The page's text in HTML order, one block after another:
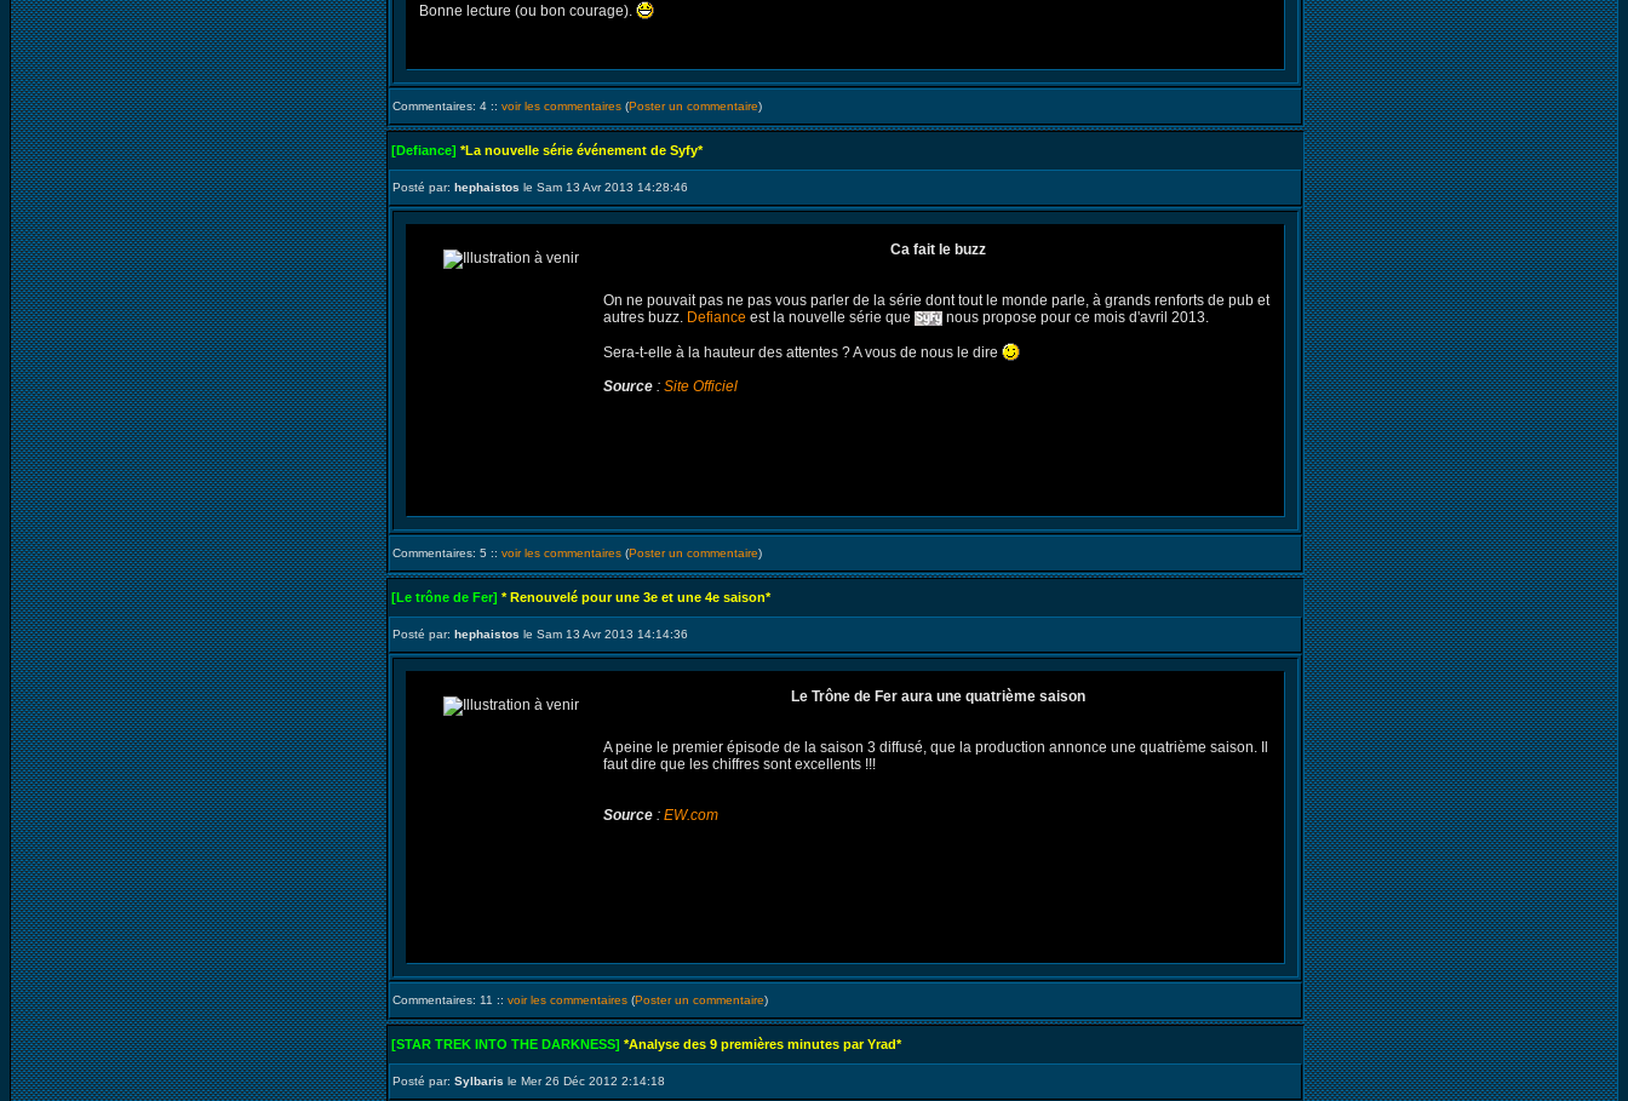
Bonne lecture (ou bon courage).
Commentaires: 4 :: voir les commentaires (Poster un commentaire)
[Defiance] *La nouvelle série événement de Syfy*
Posté par: hephaistos le Sam 13 Avr 2013 14:28:46
Ca fait le buzz
On ne pouvait pas ne pas vous parler de la série dont tout le monde parle, à grands renforts de pub et
autres buzz. Defiance est la nouvelle série que nous propose pour ce mois d'avril 2013.
Sera-t-elle à la hauteur des attentes ? A vous de nous le dire
Source : Site Officiel
Commentaires: 5 :: voir les commentaires (Poster un commentaire)
[Le trône de Fer] * Renouvelé pour une 3e et une 4e saison*
Posté par: hephaistos le Sam 13 Avr 2013 14:14:36
Le Trône de Fer aura une quatrième saison
A peine le premier épisode de la saison 3 diffusé, que la production annonce une quatrième saison. Il
faut dire que les chiffres sont excellents !!!
Source : EW.com
Commentaires: 11 :: voir les commentaires (Poster un commentaire)
[STAR TREK INTO THE DARKNESS] *Analyse des 9 premières minutes par Yrad*
Posté par: Sylbaris le Mer 26 Déc 2012 2:14:18